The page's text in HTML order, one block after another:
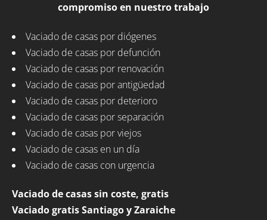
compromiso en nuestro trabajo
Vaciado de casas por diógenes
Vaciado de casas por defunción
Vaciado de casas por renovación
Vaciado de casas por antigüedad
Vaciado de casas por deterioro
Vaciado de casas por separación
Vaciado de casas por viejos
Vaciado de casas en un día
Vaciado de casas con urgencia
Vaciado de casas sin coste, gratis
Vaciado gratis Santiago y Zaraiche